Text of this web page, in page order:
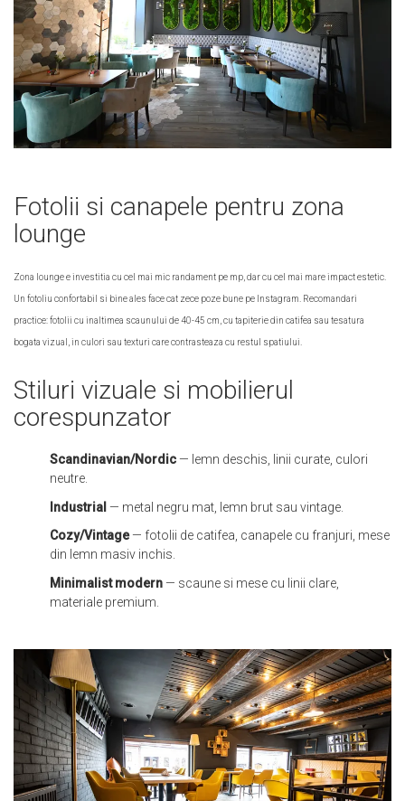
Fotolii si canapele pentru zona
lounge
Zona lounge e investitia cu cel mai mic randament pe mp, dar cu cel mai mare impact estetic.
Un fotoliu confortabil si bine ales face cat zece poze bune pe Instagram. Recomandari
practice: fotolii cu inaltimea scaunului de 40-45 cm, cu tapiterie din catifea sau tesatura
bogata vizual, in culori sau texturi care contrasteaza cu restul spatiului.
Stiluri vizuale si mobilierul
corespunzator
Scandinavian/Nordic — lemn deschis, linii curate, culori
neutre.
Industrial — metal negru mat, lemn brut sau vintage.
Cozy/Vintage— fotolii de catifea, canapele cu franjuri, mese
din lemn masiv inchis.
Minimalist modern — scaune si mese cu linii clare,
materiale premium.